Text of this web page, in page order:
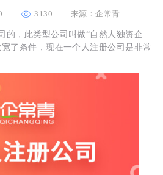
3130 来源：企常青
，此类型公司叫做“自然人独资企
了条件，现在一个人注册公司是非常